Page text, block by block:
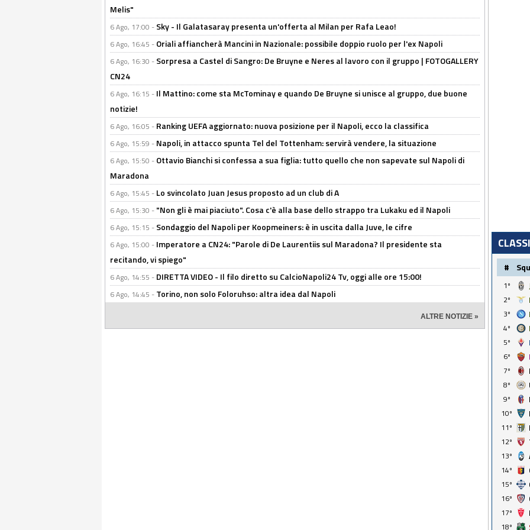
Melis"
6 Ago, 17:00 - Sky - Il Galatasaray presenta un'offerta al Milan per Rafa Leao!
6 Ago, 16:45 - Oriali affiancherà Mancini in Nazionale: possibile doppio ruolo per l'ex Napoli
6 Ago, 16:30 - Sorpresa a Castel di Sangro: De Bruyne e Neres al lavoro con il gruppo | FOTOGALLERY
CN24
6 Ago, 16:15 - Il Mattino: come sta McTominay e quando De Bruyne si unisce al gruppo, due buone
notizie!
6 Ago, 16:05 - Ranking UEFA aggiornato: nuova posizione per il Napoli, ecco la classifica
6 Ago, 15:59 - Napoli, in attacco spunta Tel del Tottenham: servirà vendere, la situazione
6 Ago, 15:50 - Ottavio Bianchi si confessa a sua figlia: tutto quello che non sapevate sul Napoli di
Maradona
6 Ago, 15:45 - Lo svincolato Juan Jesus proposto ad un club di A
6 Ago, 15:30 - "Non gli è mai piaciuto". Cosa c'è alla base dello strappo tra Lukaku ed il Napoli
6 Ago, 15:15 - Sondaggio del Napoli per Koopmeiners: è in uscita dalla Juve, le cifre
6 Ago, 15:00 - Imperatore a CN24: "Parole di De Laurentiis sul Maradona? Il presidente sta
recitando, vi spiego"
6 Ago, 14:55 - DIRETTA VIDEO - Il filo diretto su CalcioNapoli24 Tv, oggi alle ore 15:00!
6 Ago, 14:45 - Torino, non solo Foloruhso: altra idea dal Napoli
ALTRE NOTIZIE »
#
1º
2º
3º
4º
5º
6º
7º
8º
9º
10º
11º
12º
13º
14º
15º
16º
17º
18º